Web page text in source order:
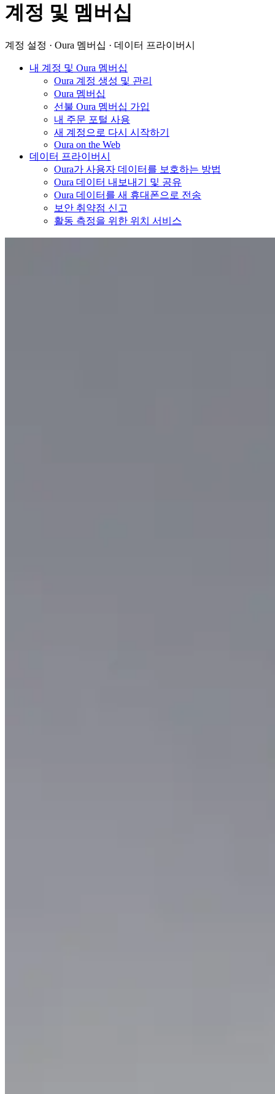
계정 및 멤버십
계정 설정 · Oura 멤버십 · 데이터 프라이버시
내 계정 및 Oura 멤버십
Oura 계정 생성 및 관리
Oura 멤버십
선불 Oura 멤버십 가입
내 주문 포털 사용
새 계정으로 다시 시작하기
Oura on the Web
데이터 프라이버시
Oura가 사용자 데이터를 보호하는 방법
Oura 데이터 내보내기 및 공유
Oura 데이터를 새 휴대폰으로 전송
보안 취약점 신고
활동 측정을 위한 위치 서비스